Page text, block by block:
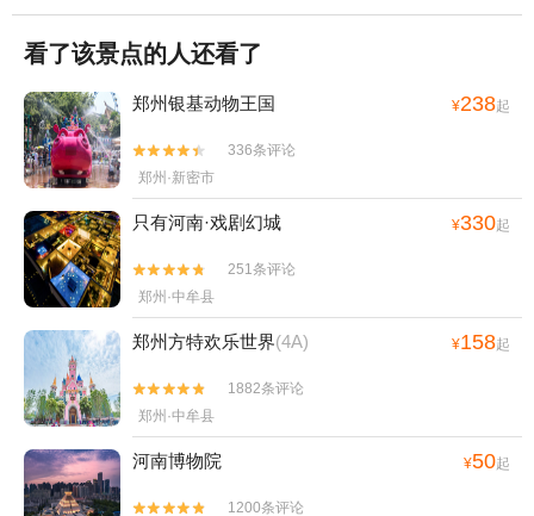
看了该景点的人还看了
郑州银基动物王国 ¥238起


336条评论
郑州·新密市
只有河南·戏剧幻城 ¥330起


251条评论
郑州·中牟县
郑州方特欢乐世界(4A) ¥158起


1882条评论
郑州·中牟县
河南博物院 ¥50起

 1200条评论